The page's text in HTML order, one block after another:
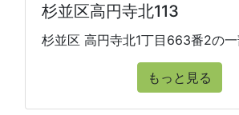
杉並区高円寺北113
杉並区 高円寺北1丁目663番2の
もっと見る